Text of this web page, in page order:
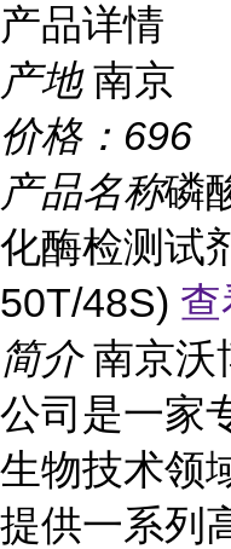
产品详情
产地 南京
价格： 696
产品名称磷
化酶检测试
50T/48S)
简介 南京沃
公司是一家
生物技术领
提供一系列